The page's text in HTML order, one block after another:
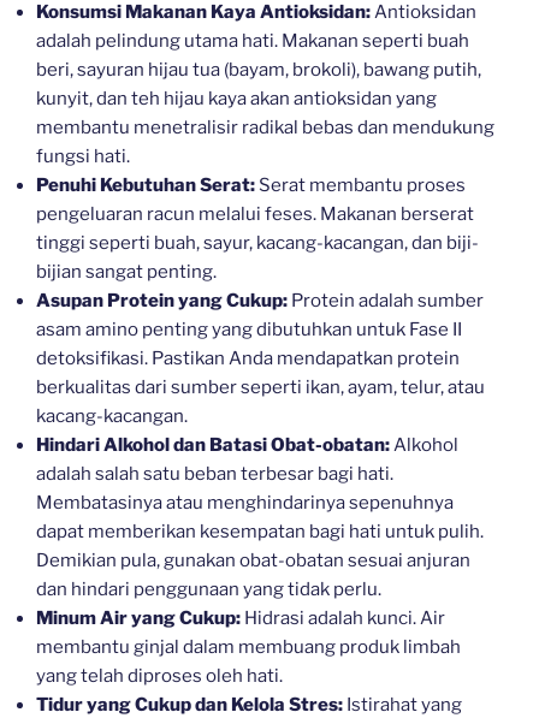
Konsumsi Makanan Kaya Antioksidan:Antioksidan
adalah pelindung utama hati. Makanan seperti buah
beri, sayuran hijau tua (bayam, brokoli), bawang putih,
kunyit, dan teh hijau kaya akan antioksidan yang
membantu menetralisir radikal bebas dan mendukung
fungsi hati.
Penuhi Kebutuhan Serat: Serat membantu proses
pengeluaran racun melalui feses. Makanan berserat
tinggi seperti buah, sayur, kacang-kacangan, dan biji-
bijian sangat penting.
Asupan Protein yang Cukup: Protein adalah sumber
asam amino penting yang dibutuhkan untuk Fase II
detoksifikasi. Pastikan Anda mendapatkan protein
berkualitas dari sumber seperti ikan, ayam, telur, atau
kacang-kacangan.
Hindari Alkohol dan Batasi Obat-obatan:Alkohol
adalah salah satu beban terbesar bagi hati.
Membatasinya atau menghindarinya sepenuhnya
dapat memberikan kesempatan bagi hati untuk pulih.
Demikian pula, gunakan obat-obatan sesuai anjuran
dan hindari penggunaan yang tidak perlu.
Minum Air yang Cukup: Hidrasi adalah kunci. Air
membantu ginjal dalam membuang produk limbah
yang telah diproses oleh hati.
Tidur yang Cukup dan Kelola Stres: Istirahat yang